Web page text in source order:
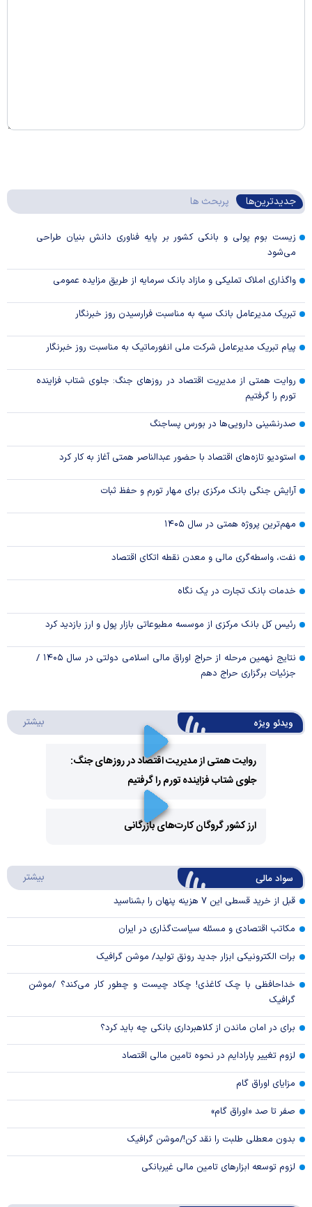
جدیدترین‌ها پربحث ها
زیست بوم پولی و بانکی کشور بر پایه فناوری دانش بنیان طراحی
می‌شود
واگذاری املاک تملیکی و مازاد بانک سرمایه از طریق مزایده عمومی
تبریک مدیرعامل بانک سپه به مناسبت فرارسیدن روز خبرنگار
پیام تبریک مدیرعامل شرکت ملی انفورماتیک به مناسبت روز خبرنگار
روایت همتی از مدیریت اقتصاد در روزهای جنگ: جلوی شتاب فزاینده
تورم را گرفتیم
صدرنشینی دارویی‌ها در بورس پساجنگ
استودیو تازه‌های اقتصاد با حضور عبدالناصر همتی آغاز به کار کرد
آرایش جنگی بانک مرکزی برای مهار تورم و حفظ ثبات
مهم‌ترین پروژه همتی در سال ۱۴۰۵
نفت، واسطه‌گری مالی و معدن نقطه اتکای اقتصاد
خدمات بانک تجارت در یک نگاه
رئیس کل بانک مرکزی از موسسه مطبوعاتی بازار پول و ارز بازدید کرد
نتایج نهمین مرحله از حراج اوراق مالی اسلامی دولتی در سال ۱۴۰۵ /
جزئیات برگزاری حراج دهم
ویدئو ویژه بیشتر
Play
Video
روایت همتی از مدیریت اقتصاد در روزهای جنگ:
جلوی شتاب فزاینده تورم را گرفتیم
Video
ارز کشور گروگان کارت‌های بازرگانی
سواد مالی بیشتر
قبل از خرید قسطی این ۷ هزینه پنهان را بشناسید
مکاتب اقتصادی و مسئله سیاست‌گذاری در ایران
برات الکترونیکی ابزار جدید رونق تولید/ موشن گرافیک
خداحافظی با چک کاغذی! چکاد چیست و چطور کار می‌کند؟ /موشن
گرافیک
برای در امان ماندن از کلاهبرداری بانکی چه باید کرد؟
لزوم تغییر پارادایم در نحوه تامین مالی اقتصاد
مزایای اوراق گام
صفر تا صد «اوراق گام»
بدون معطلی طلبت را نقد کن!/موشن گرافیک
لزوم توسعه ابزارهای تامین مالی غیربانکی